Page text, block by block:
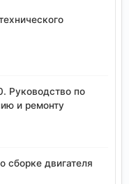
Руководство по
и ремонту
сборке двигателя